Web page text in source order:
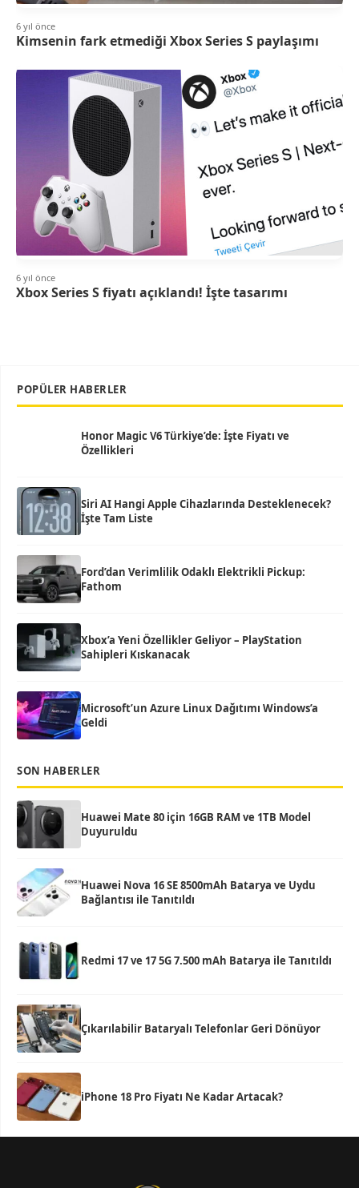
6 yıl önce
Kimsenin fark etmediği Xbox Series S paylaşımı
6 yıl önce
Xbox Series S fiyatı açıklandı! İşte tasarımı
POPÜLER HABERLER
Honor Magic V6 Türkiye’de: İşte Fiyatı ve
Özellikleri
Siri AI Hangi Apple Cihazlarında Desteklenecek?
İşte Tam Liste
Ford’dan Verimlilik Odaklı Elektrikli Pickup:
Fathom
Xbox’a Yeni Özellikler Geliyor – PlayStation
Sahipleri Kıskanacak
Microsoft’un Azure Linux Dağıtımı Windows’a
Geldi
SON HABERLER
Huawei Mate 80 için 16GB RAM ve 1TB Model
Duyuruldu
Huawei Nova 16 SE 8500mAh Batarya ve Uydu
Bağlantısı ile Tanıtıldı
Redmi 17 ve 17 5G 7.500 mAh Batarya ile Tanıtıldı
Çıkarılabilir Bataryalı Telefonlar Geri Dönüyor
iPhone 18 Pro Fiyatı Ne Kadar Artacak?